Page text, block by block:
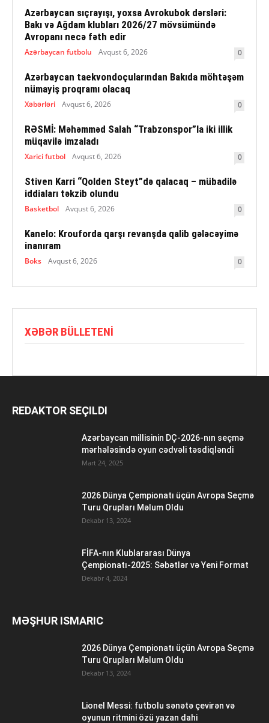
Azərbaycan sıçrayışı, yoxsa Avrokubok dərsləri:
Bakı və Ağdam klubları 2026/27 mövsümündə
Avropanı necə fəth edir
Azərbaycan futbolu Avqust 6, 2026 0
Azərbaycan taekvondoçularından Bakıda möhtəşəm
nümayiş proqramı olacaq
Xəbərləri Avqust 6, 2026 0
RƏSMİ: Məhəmməd Salah “Trabzonspor”la iki illik
müqavilə imzaladı
Xarici futbol Avqust 6, 2026 0
Stiven Karri “Qolden Steyt”də qalacaq – mübadilə
iddiaları təkzib olundu
Basketbol Avqust 6, 2026 0
Kanelo: Krouforda qarşı revanşda qalib gələcəyimə
inanıram
Boks Avqust 6, 2026 0
XƏBƏR BÜLLETENI
REDAKTOR SEÇILDI
Azərbaycan millisinin DÇ-2026-nın seçmə
mərhələsində oyun cədvəli təsdiqləndi
Mart 24, 2025
2026 Dünya Çempionatı üçün Avropa Seçmə
Turu Qrupları Məlum Oldu
Dekabr 13, 2024
FİFA-nın Klublararası Dünya
Çempionatı-2025: Səbətlər və Yeni Format
Dekabr 4, 2024
MƏŞHUR ISMARIC
2026 Dünya Çempionatı üçün Avropa Seçmə
Turu Qrupları Məlum Oldu
Dekabr 13, 2024
Lionel Messi: futbolu sənətə çevirən və
oyunun ritmini özü yazan dahi